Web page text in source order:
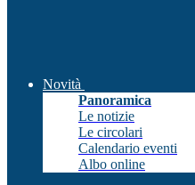
Novità
Panoramica
Le notizie
Le circolari
Calendario eventi
Albo online